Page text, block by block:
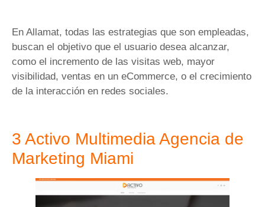
En Allamat, todas las estrategias que son empleadas,
buscan el objetivo que el usuario desea alcanzar,
como el incremento de las visitas web, mayor
visibilidad, ventas en un eCommerce, o el crecimiento
de la interacción en redes sociales.
3 Activo Multimedia Agencia de
Marketing Miami